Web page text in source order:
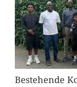
Bestehende